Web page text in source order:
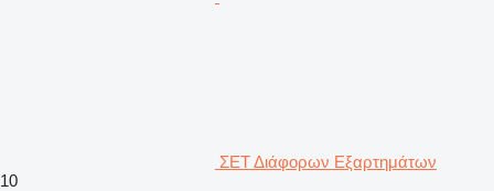
ΣΕΤ Διάφορων Εξαρτημάτων
10